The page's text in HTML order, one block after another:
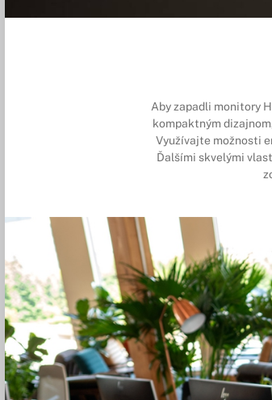
Aby zapadli monitory
kompaktným
Využívajte možnosti
Ďalšími skvelými